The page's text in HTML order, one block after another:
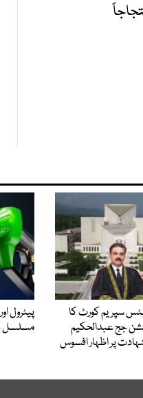
سپریم کورٹ کا
جج عبدالحکیم
پر اظہار افسوس
پیٹرول
مسلسل